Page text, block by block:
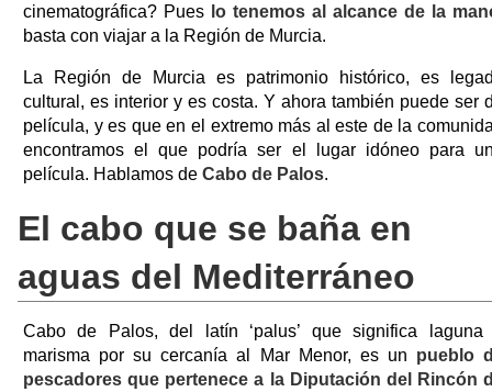
cinematográfica? Pues lo tenemos al alcance de la
basta con viajar a la Región de Murcia.
La Región de Murcia es patrimonio histórico, es
cultural, es interior y es costa. Y ahora también puede ser
película, y es que en el extremo más al este de la
encontramos el que podría ser el lugar idóneo para
película. Hablamos de Cabo de Palos.
El cabo que se baña en
aguas del Mediterráneo
Cabo de Palos, del latín ‘palus’ que significa laguna
marisma por su cercanía al Mar Menor, es un pueblo
pescadores que pertenece a la Diputación del Rincón